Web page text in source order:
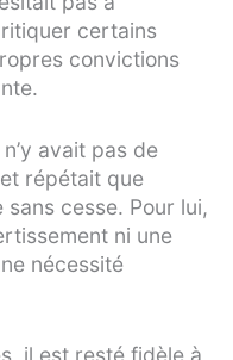
certains
convictions
avait pas de
répétait que
cesse. Pour lui,
ni une
nécessité
il est resté fidèle à